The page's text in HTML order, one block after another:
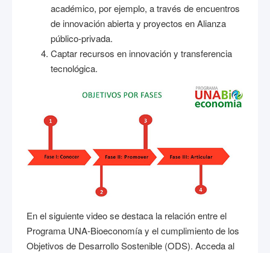
académico, por ejemplo, a través de encuentros
de innovación abierta y proyectos en Alianza
público-privada.
Captar recursos en innovación y transferencia
tecnológica.
En el siguiente video se destaca la relación entre el
Programa UNA-Bioeconomía y el cumplimiento de los
Objetivos de Desarrollo Sostenible (ODS). Acceda al